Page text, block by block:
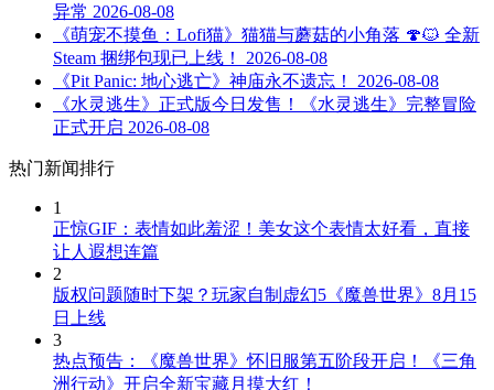
异常 2026-08-08
《萌宠不摸鱼：Lofi猫》猫猫与蘑菇的小角落 🍄🐱 全新
Steam 捆绑包现已上线！
2026-08-08
《Pit Panic: 地心逃亡》神庙永不遗忘！
2026-08-08
《水灵逃生》正式版今日发售！《水灵逃生》完整冒险
正式开启 2026-08-08
热门新闻排行
1
正惊GIF：表情如此羞涩！美女这个表情太好看，直接
让人遐想连篇
2
版权问题随时下架？玩家自制虚幻5《魔兽世界》8月15
日上线
3
热点预告：《魔兽世界》怀旧服第五阶段开启！《三角
洲行动》开启全新宝藏月摸大红！